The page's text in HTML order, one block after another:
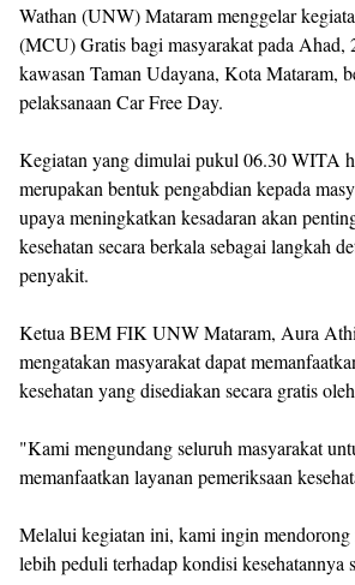
Wathan (UNW) Mataram menggelar
(MCU) Gratis bagi masyarakat pada Ahad,
kawasan Taman Udayana, Kota Mataram,
pelaksanaan Car Free Day.
Kegiatan yang dimulai pukul 06.30 WITA
merupakan bentuk pengabdian kepada
upaya meningkatkan kesadaran akan
kesehatan secara berkala sebagai langkah
penyakit.
Ketua BEM FIK UNW Mataram, Aura
mengatakan masyarakat dapat
kesehatan yang disediakan secara gratis
"Kami mengundang seluruh masyarakat
memanfaatkan layanan pemeriksaan
Melalui kegiatan ini, kami ingin mendorong
lebih peduli terhadap kondisi